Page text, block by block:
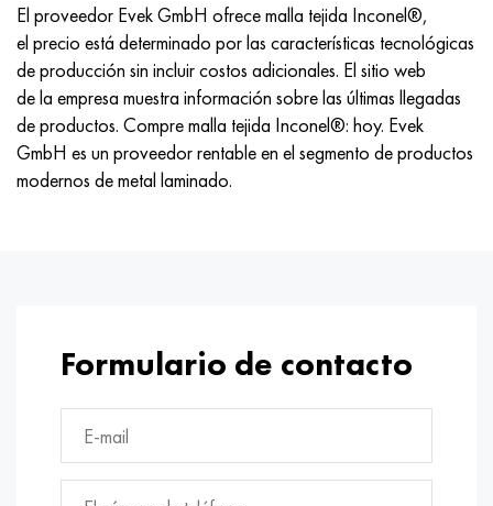
El proveedor Evek GmbH ofrece malla tejida Inconel®,
el precio está determinado por las características tecnológicas
de producción sin incluir costos adicionales. El sitio web
de la empresa muestra información sobre las últimas llegadas
de productos. Compre malla tejida Inconel®: hoy. Evek
GmbH es un proveedor rentable en el segmento de productos
modernos de metal laminado.
Formulario de contacto